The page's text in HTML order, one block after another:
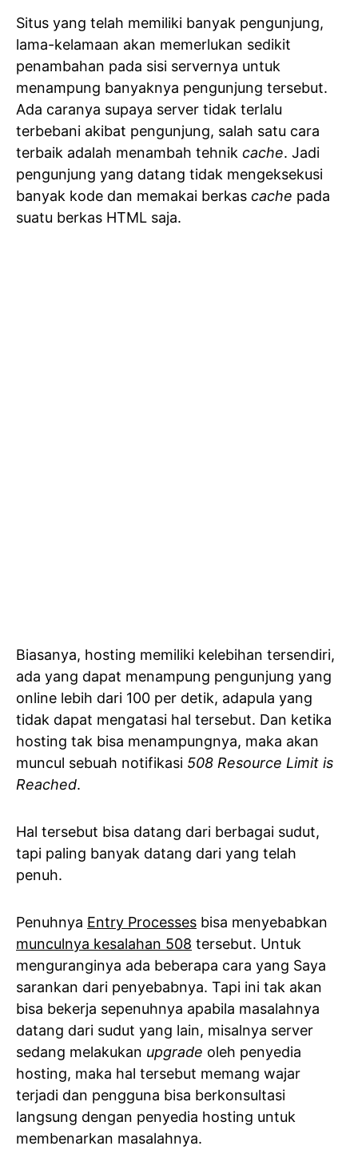
Situs yang telah memiliki banyak pengunjung,
lama-kelamaan akan memerlukan sedikit
penambahan pada sisi servernya untuk
menampung banyaknya pengunjung tersebut.
Ada caranya supaya server tidak terlalu
terbebani akibat pengunjung, salah satu cara
terbaik adalah menambah tehnik cache. Jadi
pengunjung yang datang tidak mengeksekusi
banyak kode dan memakai berkas cache pada
suatu berkas HTML saja.
Biasanya, hosting memiliki kelebihan tersendiri,
ada yang dapat menampung pengunjung yang
online lebih dari 100 per detik, adapula yang
tidak dapat mengatasi hal tersebut. Dan ketika
hosting tak bisa menampungnya, maka akan
muncul sebuah notifikasi 508 Resource Limit is
Reached.
Hal tersebut bisa datang dari berbagai sudut,
tapi paling banyak datang dari yang telah
penuh.
Penuhnya Entry Processes bisa menyebabkan
munculnya kesalahan 508 tersebut. Untuk
menguranginya ada beberapa cara yang Saya
sarankan dari penyebabnya. Tapi ini tak akan
bisa bekerja sepenuhnya apabila masalahnya
datang dari sudut yang lain, misalnya server
sedang melakukan upgrade oleh penyedia
hosting, maka hal tersebut memang wajar
terjadi dan pengguna bisa berkonsultasi
langsung dengan penyedia hosting untuk
membenarkan masalahnya.